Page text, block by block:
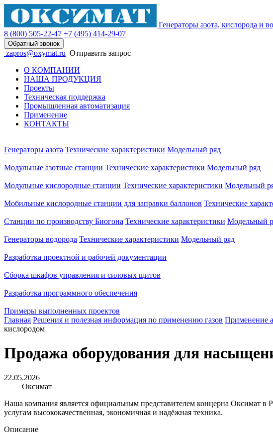
Генераторы азота, кислорода и
8 (800) 505-22-47 +7 (495) 414-29-07
Обратный звонок
zapros@oxymat.ru Отправить запрос
О КОМПАНИИ
НАША ПРОДУКЦИЯ
Проекты
Техническая поддержка
Промышленная автоматизация
Применение
КОНТАКТЫ
Генераторы азота Технические характеристики Модельный ряд
Модульные азотные станции Технические характеристики Модельный ряд
Модульные кислородные станции Технические характеристики Модельный
Мобильные кислородные станции для заправки баллонов Технические
Станции по производству Биогона Технические характеристики Модельный
Генераторы водорода Технические характеристики Модельный ряд
Разработка проектной и рабочей документации
Сборка шкафов управления и силовых щитов
Разработка программного обеспечения
Примеры выполненных проектов
Главная Решения и полезная информация по применению газов Применение
кислородом
Продажа оборудования для
22.05.2026
Оксимат
Наша компания является официальным представителем концерна Оксимат
услугам высококачественная, экономичная и надёжная техника.
Описание